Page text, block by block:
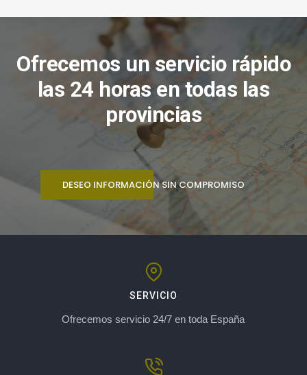
Ofrecemos un servicio rápido
las 24 horas en todas las
provincias
DESEO INFORMACIÓN SIN COMPROMISO
SERVICIO
Ofrecemos servicio 24/7 en toda España